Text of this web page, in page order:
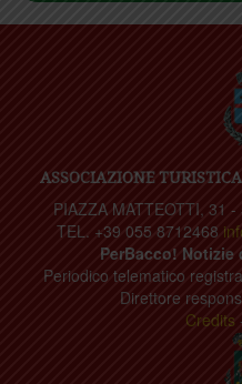
ASSOCIAZIONE
PIAZZA MATTEOTTI, 31
TEL. +39 055 8712468
PerBacco!
Periodico telematico
Direttore
Credits